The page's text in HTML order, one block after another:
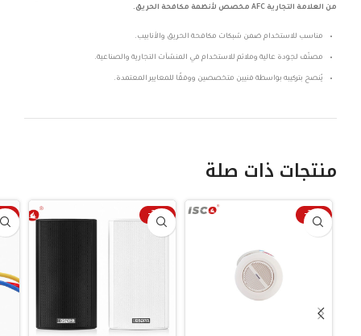
من العلامة التجارية AFC مخصص لأنظمة مكافحة الحريق.
مناسب للاستخدام ضمن شبكات مكافحة الحريق والأنابيب.
مصنّف لجودة عالية وملائم للاستخدام في المنشآت التجارية والصناعية.
يُنصح بتركيبه بواسطة فنيين متخصصين ووفقًا للمعايير المعتمدة.
منتجات ذات صلة
-25%
-25%